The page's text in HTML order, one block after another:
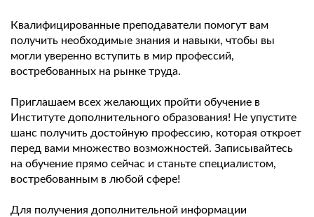
Квалифицированные преподаватели помогут вам
получить необходимые знания и навыки, чтобы вы
могли уверенно вступить в мир профессий,
востребованных на рынке труда.
Приглашаем всех желающих пройти обучение в
Институте дополнительного образования! Не упустите
шанс получить достойную профессию, которая откроет
перед вами множество возможностей. Записывайтесь
на обучение прямо сейчас и станьте специалистом,
востребованным в любой сфере!
Для получения дополнительной информации